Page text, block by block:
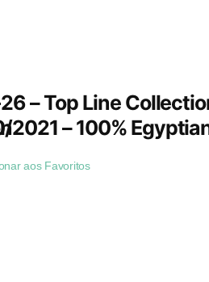
– Top Line
2021 – 100%
aos Favoritos